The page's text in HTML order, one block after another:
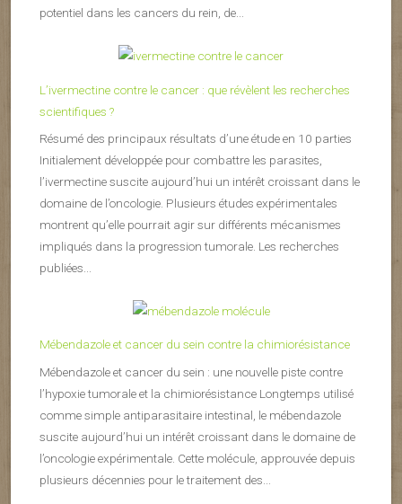
potentiel dans les cancers du rein, de...
L’ivermectine contre le cancer : que révèlent les recherches
scientifiques ?
Résumé des principaux résultats d’une étude en 10 parties
Initialement développée pour combattre les parasites,
l’ivermectine suscite aujourd’hui un intérêt croissant dans le
domaine de l’oncologie. Plusieurs études expérimentales
montrent qu’elle pourrait agir sur différents mécanismes
impliqués dans la progression tumorale. Les recherches
publiées...
Mébendazole et cancer du sein contre la chimiorésistance
Mébendazole et cancer du sein : une nouvelle piste contre
l’hypoxie tumorale et la chimiorésistance Longtemps utilisé
comme simple antiparasitaire intestinal, le mébendazole
suscite aujourd’hui un intérêt croissant dans le domaine de
l’oncologie expérimentale. Cette molécule, approuvée depuis
plusieurs décennies pour le traitement des...